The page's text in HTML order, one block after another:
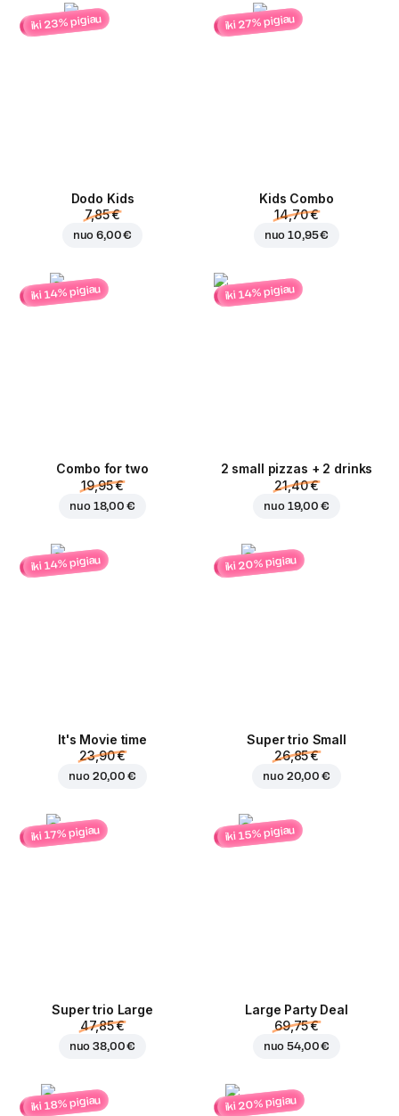
iki 23% pigiau
Dodo Kids
7,85 €
nuo6,00 €
iki 27% pigiau
Kids Combo
14,70 €
nuo10,95 €
iki 14% pigiau
Combo for two
19,95 €
nuo 18,00 €
iki 14% pigiau
2 small pizzas + 2 drinks
21,40 €
nuo 19,00 €
iki 14% pigiau
It's Movie time
23,90 €
nuo 20,00 €
iki 20% pigiau
Super trio Small
26,85 €
nuo 20,00 €
iki 17% pigiau
Super trio Large
47,85 €
nuo38,00 €
iki 15% pigiau
Large Party Deal
69,75 €
nuo54,00 €
iki 18% pigiau iki 20% pigiau